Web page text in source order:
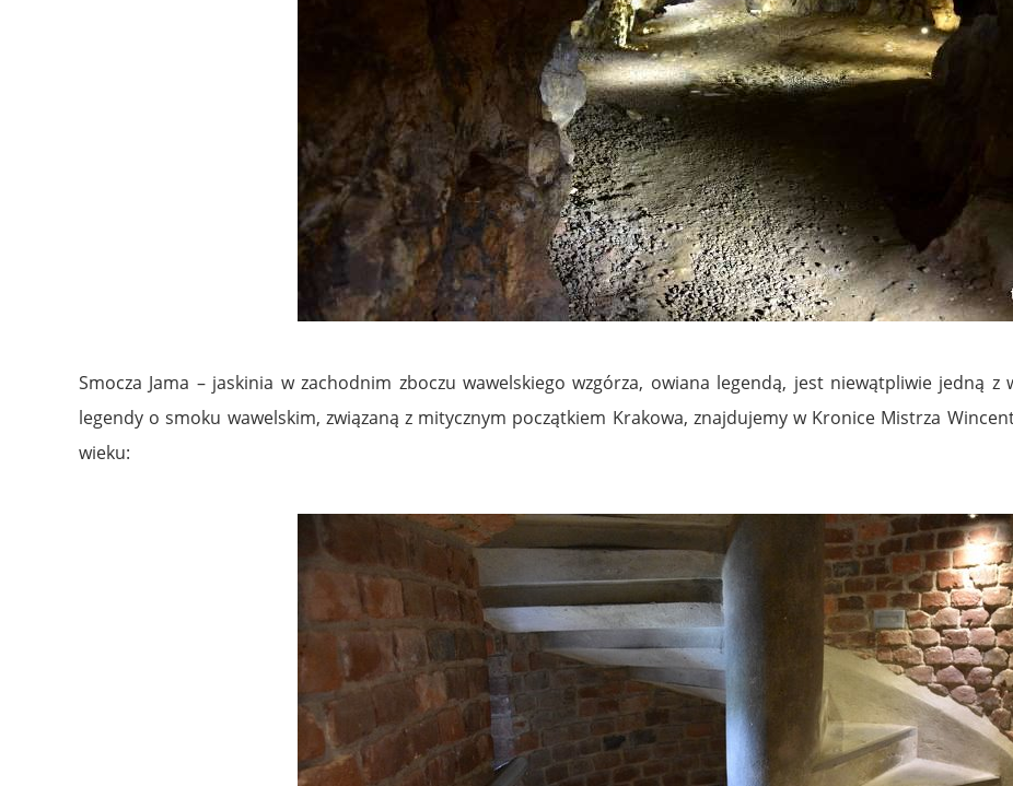
Smocza Jama – jaskinia w zachodnim zboczu wawelskiego wzgórza, owiana legendą, jest niewątpliwie jedną
legendy o smoku wawelskim, związaną z mitycznym początkiem Krakowa, znajdujemy w Kronice Mistrza
wieku: